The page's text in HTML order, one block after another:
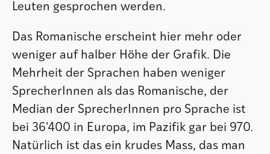
Leuten gesprochen werden.
Das Romanische erscheint hier mehr oder
weniger auf halber Höhe der Grafik. Die
Mehrheit der Sprachen haben weniger
SprecherInnen als das Romanische, der
Median der SprecherInnen pro Sprache ist
bei 36'400 in Europa, im Pazifik gar bei 970.
Natürlich ist das ein krudes Mass, das man